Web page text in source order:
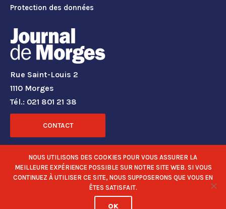
Protection des données
Rue Saint-Louis 2
1110 Morges
Tél.: 021 801 21 38
CONTACT
RÉSEAUX SOCIAUX
NOUS UTILISONS DES COOKIES POUR VOUS ASSURER LA
MEILLEURE EXPÉRIENCE POSSIBLE SUR NOTRE SITE WEB. SI VOUS
CONTINUEZ À UTILISER CE SITE, NOUS SUPPOSERONS QUE VOUS EN
ÊTES SATISFAIT.
OK